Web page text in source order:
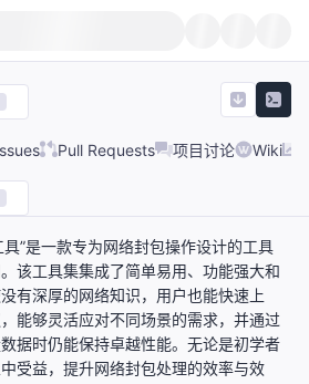
Pull Requests 项目讨论 Wiki
”是一款专为网络封包操作设计的工具
该工具集集成了简单易用、功能强大和
有深厚的网络知识，用户也能快速上
能够灵活应对不同场景的需求，并通过
据时仍能保持卓越性能。无论是初学者
受益，提升网络封包处理的效率与效